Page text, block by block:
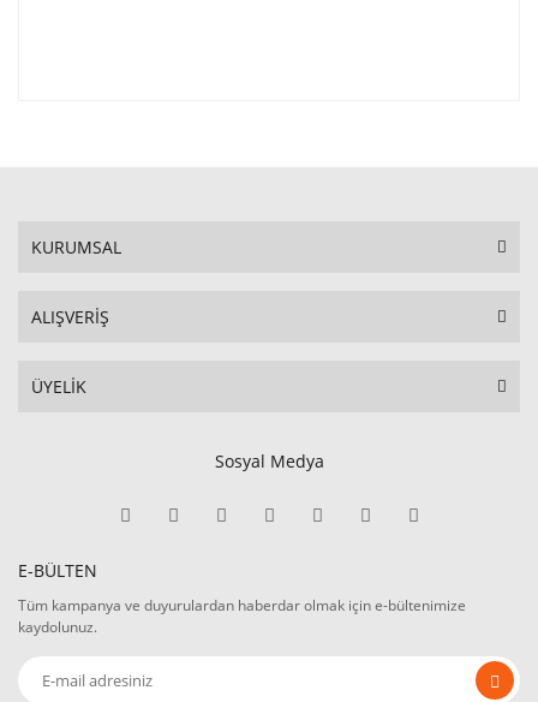
KURUMSAL
ALIŞVERİŞ
ÜYELİK
Sosyal Medya
E-BÜLTEN
Tüm kampanya ve duyurulardan haberdar olmak için e-bültenimize
kaydolunuz.